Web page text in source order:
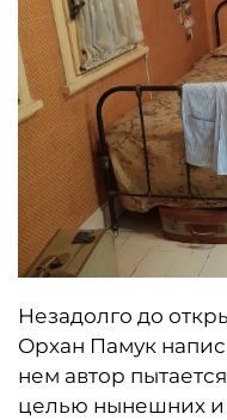
Незадолго до
Орхан Памук
нем автор
целью нынешних и